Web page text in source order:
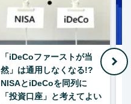
「iDeCoファーストが当
然」は通用しなくなる!?
NISAとiDeCoを同列に
「投資口座」と考えてよい